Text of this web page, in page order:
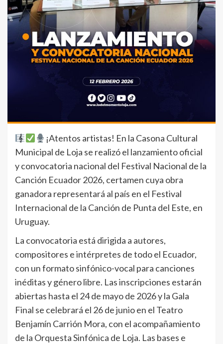
¡Atentos artistas! En la Casona Cultural
Municipal de Loja se realizó el lanzamiento oficial
y convocatoria nacional del Festival Nacional de la
Canción Ecuador 2026, certamen cuya obra
ganadora representará al país en el Festival
Internacional de la Canción de Punta del Este, en
Uruguay.
La convocatoria está dirigida a autores,
compositores e intérpretes de todo el Ecuador,
con un formato sinfónico-vocal para canciones
inéditas y género libre. Las inscripciones estarán
abiertas hasta el 24 de mayo de 2026 y la Gala
Final se celebrará el 26 de junio en el Teatro
Benjamín Carrión Mora, con el acompañamiento
de la Orquesta Sinfónica de Loja. Las bases e